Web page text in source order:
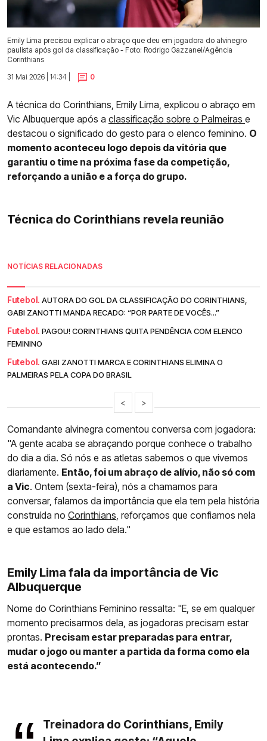
Emily Lima precisou explicar o abraço que deu em jogadora do alvinegro
paulista após gol da classificação - Foto: Rodrigo Gazzanel/Agência
Corinthians
31 Mai 2026 | 14:34 |
0
A técnica do Corinthians, Emily Lima, explicou o abraço em
Vic Albuquerque após a classificação sobre o Palmeiras e
destacou o significado do gesto para o elenco feminino. O
momento aconteceu logo depois da vitória que
garantiu o time na próxima fase da competição,
reforçando a união e a força do grupo.
Técnica do Corinthians revela reunião
NOTÍCIAS RELACIONADAS
Futebol. AUTORA DO GOL DA CLASSIFICAÇÃO DO CORINTHIANS,
GABI ZANOTTI MANDA RECADO: “POR PARTE DE VOCÊS...”
Futebol. PAGOU! CORINTHIANS QUITA PENDÊNCIA COM ELENCO
FEMININO
Futebol. GABI ZANOTTI MARCA E CORINTHIANS ELIMINA O
PALMEIRAS PELA COPA DO BRASIL
< >
Comandante alvinegra comentou conversa com jogadora:
"A gente acaba se abraçando porque conhece o trabalho
do dia a dia. Só nós e as atletas sabemos o que vivemos
diariamente. Então, foi um abraço de alívio, não só com
a Vic. Ontem (sexta-feira), nós a chamamos para
conversar, falamos da importância que ela tem pela história
construída no Corinthians , reforçamos que confiamos nela
e que estamos ao lado dela."
Emily Lima fala da importância de Vic
Albuquerque
Nome do Corinthians Feminino ressalta: "E, se em qualquer
momento precisarmos dela, as jogadoras precisam estar
prontas. Precisam estar preparadas para entrar,
mudar o jogo ou manter a partida da forma como ela
está acontecendo.”
Treinadora do Corinthians, Emily